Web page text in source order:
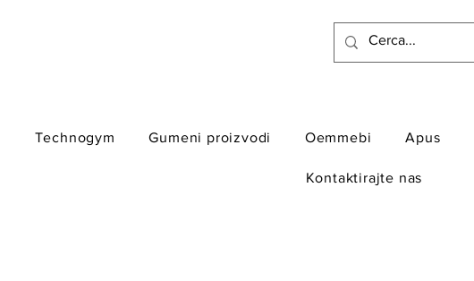
Technogym Gumeni proizvodi Oemmebi Apus
Kontaktirajte nas